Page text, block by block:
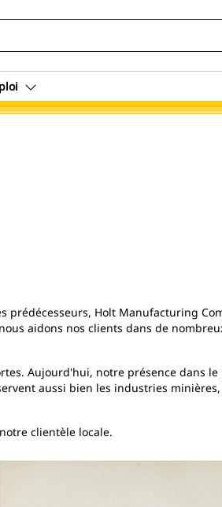
Holt Manufacturing
aidons nos clients dans de
Aujourd'hui, notre présence dans
aussi bien les industries
clientèle locale.